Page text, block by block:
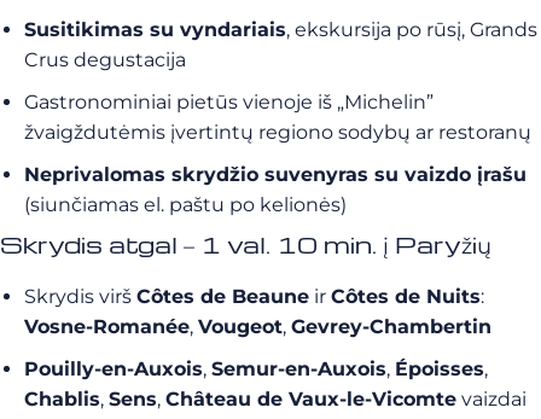
Susitikimas su vyndariais, ekskursija po rūsį, Grands
Crus degustacija
Gastronominiai pietūs vienoje iš „Michelin”
žvaigždutėmis įvertintų regiono sodybų ar restoranų
Neprivalomas skrydžio suvenyras su vaizdo įrašu
(siunčiamas el. paštu po kelionės)
Skrydis atgal – 1 val. 10 min. į Paryžių
Skrydis virš Côtes de Beaune ir Côtes de Nuits:
Vosne-Romanée, Vougeot, Gevrey-Chambertin
Pouilly-en-Auxois, Semur-en-Auxois, Époisses,
Chablis, Sens, Château de Vaux-le-Vicomte vaizdai